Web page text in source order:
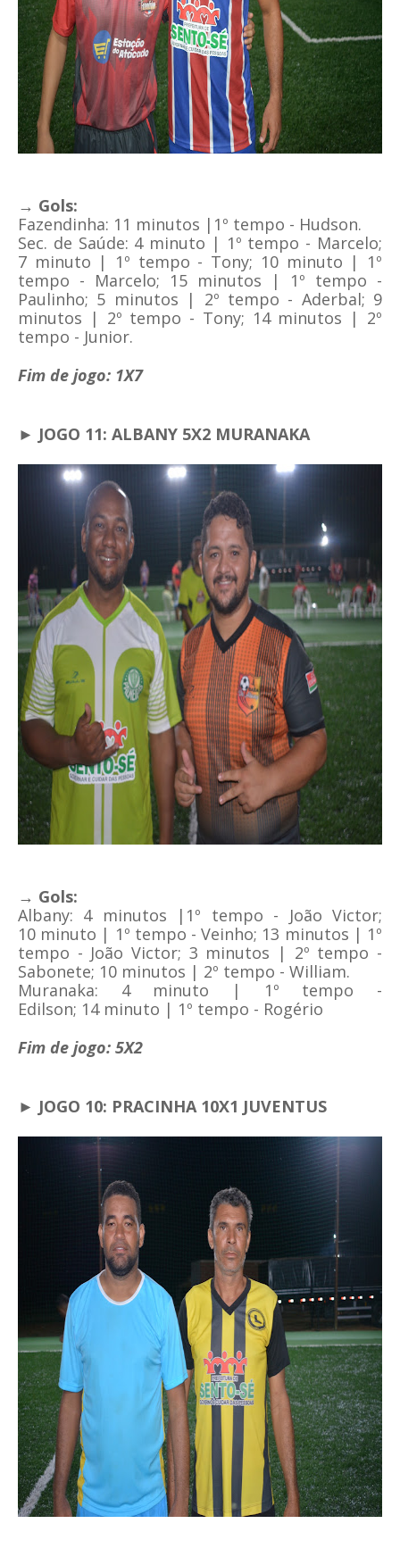
→ Gols:
Fazendinha: 11 minutos |1º tempo - Hudson.
Sec. de Saúde: 4minuto | 1º tempo - Marcelo;
7 minuto | 1º tempo - Tony; 10minuto | 1º
tempo - Marcelo; 15 minutos | 1º tempo -
Paulinho; 5 minutos | 2º tempo - Aderbal; 9
minutos | 2º tempo - Tony; 14 minutos | 2º
tempo - Junior.
Fim de jogo: 1X7
► JOGO 11: ALBANY 5X2 MURANAKA
→ Gols:
Albany: 4 minutos |1º tempo - João Victor;
10 minuto | 1º tempo - Veinho; 13 minutos | 1º
tempo - João Victor; 3 minutos | 2º tempo -
Sabonete; 10 minutos | 2º tempo - William.
Muranaka: 4minuto | 1º tempo -
Edilson; 14minuto | 1º tempo - Rogério
Fim de jogo: 5X2
► JOGO 10: PRACINHA 10X1 JUVENTUS